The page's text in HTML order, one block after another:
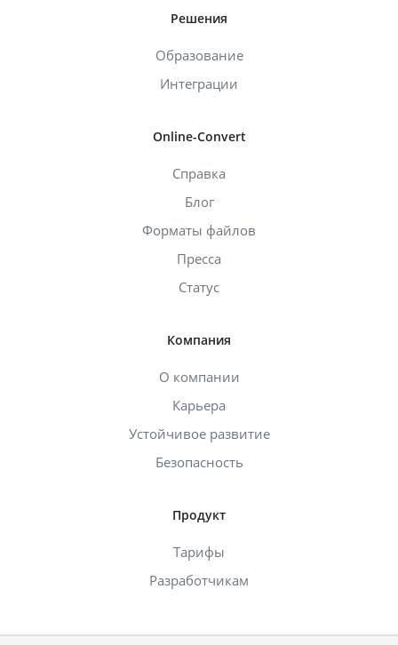
Решения
Образование
Интеграции
Online-Convert
Справка
Блог
Форматы файлов
Пресса
Статус
Компания
О компании
Карьера
Устойчивое развитие
Безопасность
Продукт
Тарифы
Разработчикам